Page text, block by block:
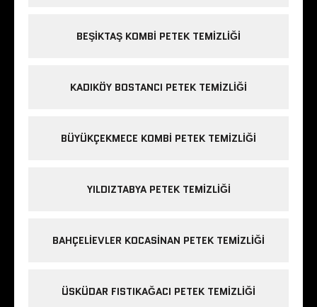
BEŞIKTAŞ KOMBI PETEK TEMIZLIĞI
KADIKÖY BOSTANCI PETEK TEMIZLIĞI
BÜYÜKÇEKMECE KOMBI PETEK TEMIZLIĞI
YILDIZTABYA PETEK TEMIZLIĞI
BAHÇELIEVLER KOCASINAN PETEK TEMIZLIĞI
ÜSKÜDAR FISTIKAĞACI PETEK TEMIZLIĞI